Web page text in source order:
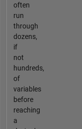
often
run
through
dozens,
if
not
hundreds,
of
variables
before
reaching
a